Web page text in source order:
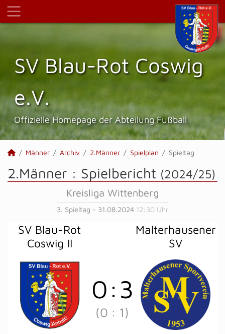
SV Blau-Rot Coswig
e.V.
Offizielle Homepage der Abteilung Fußball
Männer Archiv 2.Männer Spielplan Spieltag
2.Männer : Spielbericht (2024/25)
Kreisliga Wittenberg
3. Spieltag - 31.08.2024 12:30 Uhr
SV Blau-Rot
Coswig II
Malterhausener
SV
0 : 3
(0 : 1)